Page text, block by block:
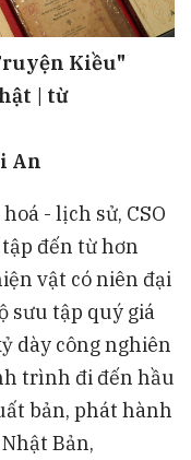
Kiều"
| từ
An
- lịch sử, CSO
đến từ hơn
vật có niên đại
sưu tập quý giá
dày công nghiên
trình đi đến hầu
bản, phát hành
Bản,